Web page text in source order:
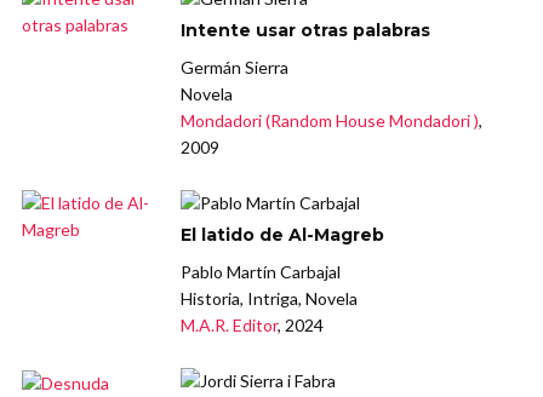
Intente usar otras palabras
Germán Sierra
Novela
Mondadori (Random House Mondadori ),
2009
El latido de Al-Magreb
Pablo Martín Carbajal
Historia, Intriga, Novela
M.A.R. Editor, 2024